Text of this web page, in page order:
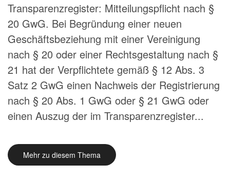
Transparenzregister: Mitteilungspflicht nach §
20 GwG. Bei Begründung einer neuen
Geschäftsbeziehung mit einer Vereinigung
nach § 20 oder einer Rechtsgestaltung nach §
21 hat der Verpflichtete gemäß § 12 Abs. 3
Satz 2 GwG einen Nachweis der Registrierung
nach § 20 Abs. 1 GwG oder § 21 GwG oder
einen Auszug der im Transparenzregister...
Mehr zu diesem Thema